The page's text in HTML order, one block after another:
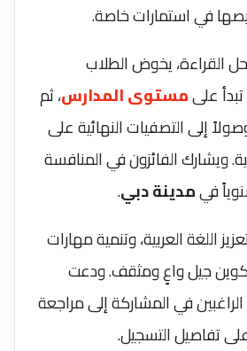
في استمارات خاصة.
القراءة، يخوض الطلاب
تبدأ علىمستوى المدارس، ثم
إلى التصفيات النهائية على
ويشارك الفائزون في المنافسة
فيمدينة دبي.
اللغة العربية، وتنمية مهارات
جيل واعٍ ومثقف. ودعت
الراغبين في المشاركة إلى مراجعة
تفاصيل التسجيل.